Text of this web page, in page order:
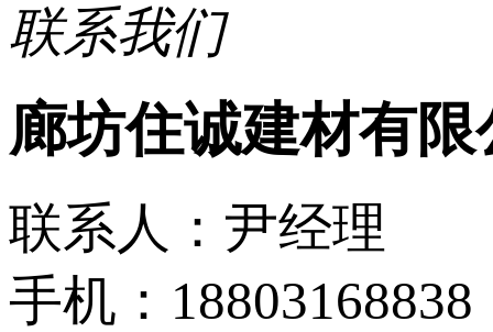
联系我们
廊坊住诚建材有限
联系人：尹经理
手机：18803168838